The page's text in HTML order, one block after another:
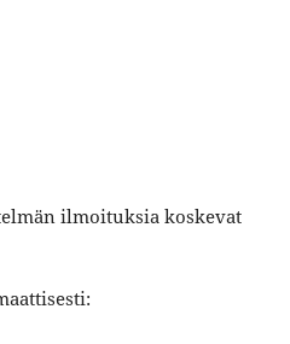
ilmoituksia koskevat